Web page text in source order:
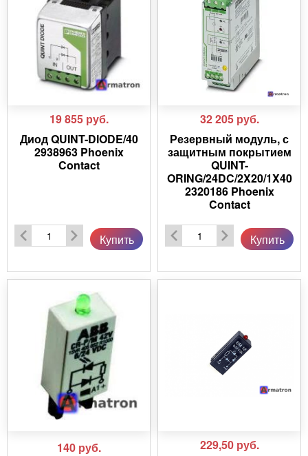
19 855 руб.
Диод QUINT-DIODE/40
2938963 Phoenix
Contact
Купить
32 205 руб.
Резервный модуль, с
защитным покрытием
QUINT-
ORING/24DC/2X20/1X40
2320186 Phoenix
Contact
Купить
140 руб.
229,50 руб.